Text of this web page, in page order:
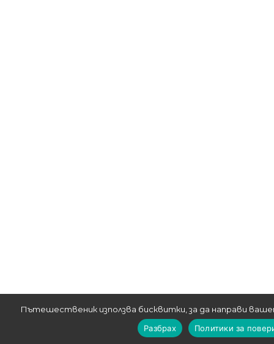
Пътешественик използва бисквитки, за да направи
Разбрах
Политики за